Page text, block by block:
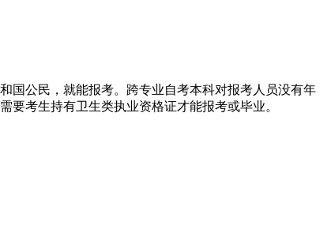
国公民，就能报考。跨专业自考本科对报考人员没有年
考生持有卫生类执业资格证才能报考或毕业。